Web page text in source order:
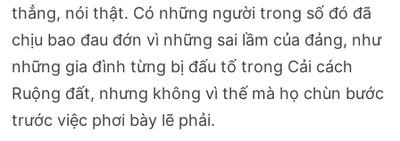
thẳng, nói thật. Có những người trong số đó đã
chịu bao đau đớn vì những sai lầm của đảng, như
những gia đình từng bị đấu tố trong Cải cách
Ruộng đất, nhưng không vì thế mà họ chùn bước
trước việc phơi bày lẽ phải.